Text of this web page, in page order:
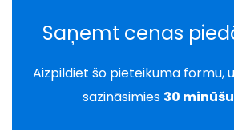
Saņemt cenas
Aizpildiet šo pieteikuma formu,
sazināsimies 30